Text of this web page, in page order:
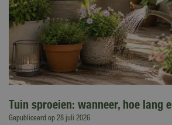
Tuin sproeien: wanneer, hoe lang
Gepubliceerd op 28 juli 2026